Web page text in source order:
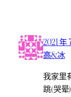
2021 年
高&冰
我家里
跳(哭晕)